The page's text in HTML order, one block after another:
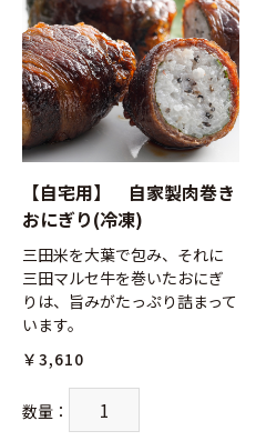
【自宅用】 自家製肉巻き
おにぎり(冷凍)
三田米を大葉で包み、それに
三田マルセ牛を巻いたおにぎ
りは、旨みがたっぷり詰まって
います。
￥3,610
数量 ：